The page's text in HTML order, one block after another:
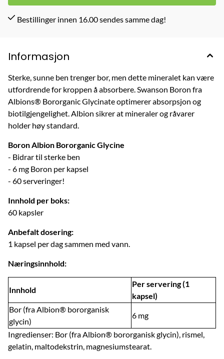
Bestillinger innen 16.00 sendes samme dag!
Informasjon
Sterke, sunne ben trenger bor, men dette mineralet kan være
utfordrende for kroppen å absorbere. Swanson Boron fra
Albions® Bororganic Glycinate optimerer absorpsjon og
biotilgjengelighet. Albion sikrer at mineraler og råvarer
holder høy standard.
Boron Albion Bororganic Glycine
- Bidrar til sterke ben
- 6 mg Boron per kapsel
- 60 serveringer!
Innhold per boks:
60 kapsler
Anbefalt dosering:
1 kapsel per dag sammen med vann.
Næringsinnhold:
Innhold
Per servering (1
kapsel)
Bor (fra Albion® bororganisk
glycin)
6 mg
Ingredienser: Bor (fra Albion® bororganisk glycin), rismel,
gelatin, maltodekstrin, magnesiumstearat.